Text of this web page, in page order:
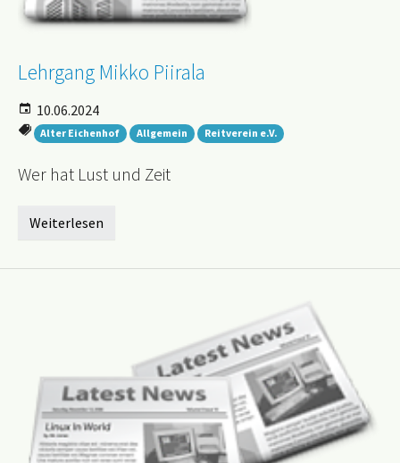
Lehrgang Mikko Piirala
10.06.2024
Alter Eichenhof Allgemein Reitverein e.V.
Wer hat Lust und Zeit
Weiterlesen